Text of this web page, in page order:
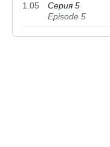
1.05
Серия 5
Episode 5